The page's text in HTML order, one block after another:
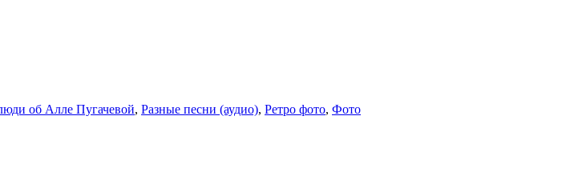
об Алле Пугачевой, Разные песни (аудио), Ретро фото, Фото